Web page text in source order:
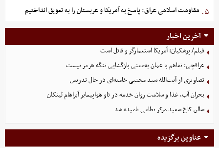
۵. مقاومت اسلامی عراق: پاسخ به آمریکا و عربستان را به تعویق انداختیم
آخرین اخبار
فیلم/ پزشکیان: آمریکا استعمارگر و قاتل است
عراقچی: تفاهم با عمان به‌معنی بازگشایی تنگه هرمز نیست
تصاویری از آیت‌الله سید مجتبی خامنه‌ای در حال تدریس
بحران آب، غذا و سلامت روان خدمه در ناو هواپیمابر آبراهام لینکلن
سالن کاخ سفید مرکز نظامی نامیده شد
عناوین برگزیده